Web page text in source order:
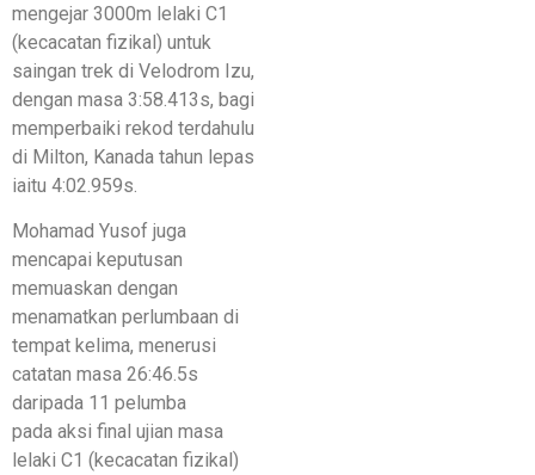
mengejar 3000m lelaki C1
(kecacatan fizikal) untuk
saingan trek di Velodrom Izu,
dengan masa 3:58.413s, bagi
memperbaiki rekod terdahulu
di Milton, Kanada tahun lepas
iaitu 4:02.959s.
Mohamad Yusof juga
mencapai keputusan
memuaskan dengan
menamatkan perlumbaan di
tempat kelima, menerusi
catatan masa 26:46.5s
daripada 11 pelumba
pada aksi final ujian masa
lelaki C1 (kecacatan fizikal)